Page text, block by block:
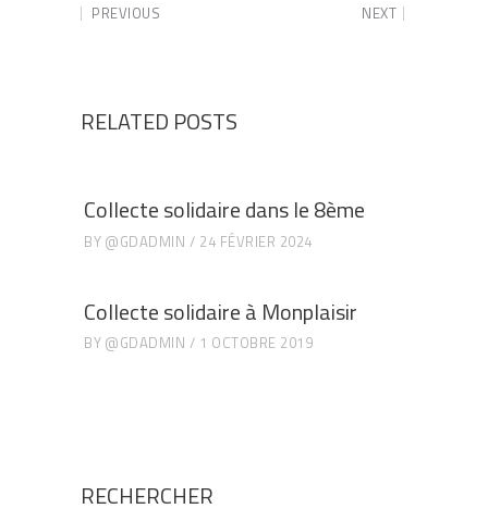
PREVIOUS NEXT
RELATED POSTS
Collecte solidaire dans le 8ème
BY @GDADMIN 24 FÉVRIER 2024
Collecte solidaire à Monplaisir
BY @GDADMIN 1 OCTOBRE 2019
RECHERCHER